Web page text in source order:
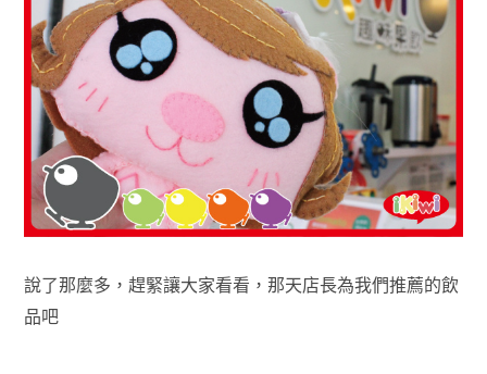
說了那麼多，趕緊讓大家看看，那天店長為我們推薦的飲
品吧